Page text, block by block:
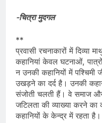
-चित्रा मुदगल
**
प्रवासी रचनाकारों में दिव्या
कहानियां केवल घटनाओं,
न उनकी कहानियों में
उखड़ने का दर्द है। उनकी
संजोती चलती हैं। वे समाज
जटिलता की व्याख्या करने
कहानियों के केन्द्र में रहता है।